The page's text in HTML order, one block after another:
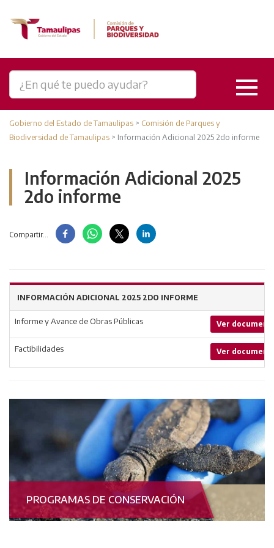
Gobierno del Estado de Tamaulipas > Comisión de Parques y
Biodiversidad de Tamaulipas > Información Adicional 2025 2do informe
Información Adicional 2025
2do informe
Compartir...
INFORMACIÓN ADICIONAL 2025 2DO INFORME
Informe y Avance de Obras Públicas Ver
Factibilidades Ver
PROGRAMAS DE CONSERVACIÓN